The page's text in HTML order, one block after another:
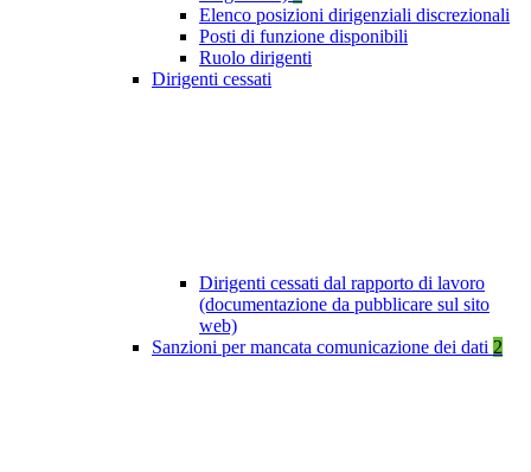
Elenco posizioni dirigenziali discrezionali
Posti di funzione disponibili
Ruolo dirigenti
Dirigenti cessati
Dirigenti cessati dal rapporto di lavoro
(documentazione da pubblicare sul sito
web)
Sanzioni per mancata comunicazione dei dati 2